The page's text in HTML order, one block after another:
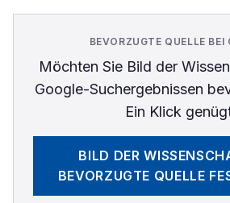
BEVORZUGTE QUELLE BEI
Möchten Sie Bild der
Google-Suchergebnissen
Ein Klick
BILD DER
BEVORZUGTE QUELLE